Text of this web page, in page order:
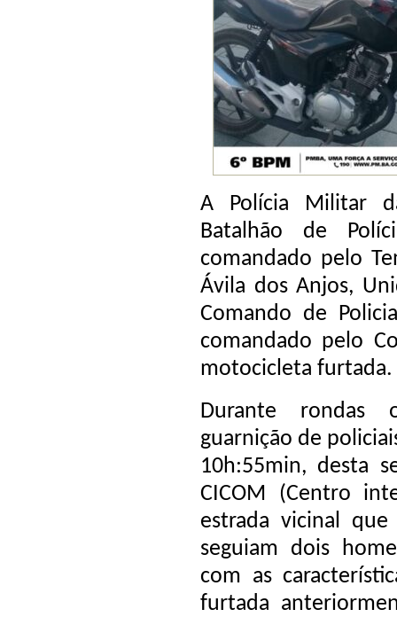
A Polícia Militar
Batalhão de
comandado pelo
Ávila dos Anjos,
Comando de
comandado pelo
motocicleta furtada.
Durante rondas
guarnição de
10h:55min, desta
CICOM (Centro
estrada vicinal
seguiam dois
com as
furtada